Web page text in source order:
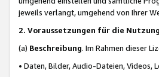
jeweils verlangt, umgehend von Ihrer
2. Voraussetzungen für die
(a) Beschreibung. Im Rahmen dieser
• Daten, Bilder, Audio-Dateien,